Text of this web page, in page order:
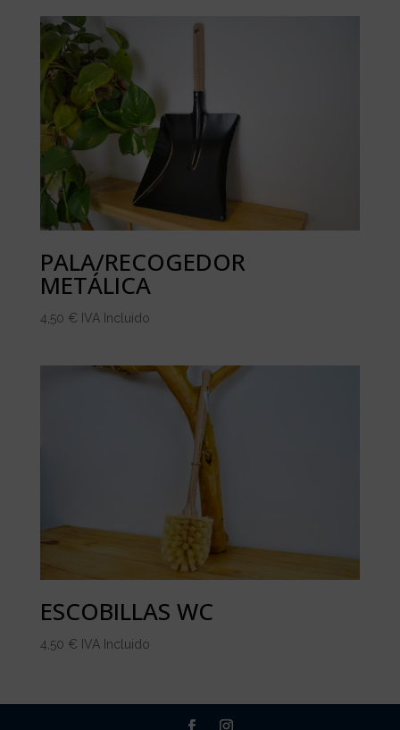
PALA/RECOGEDOR
METÁLICA
4,50 € IVA Incluido
ESCOBILLAS WC
4,50 € IVA Incluido